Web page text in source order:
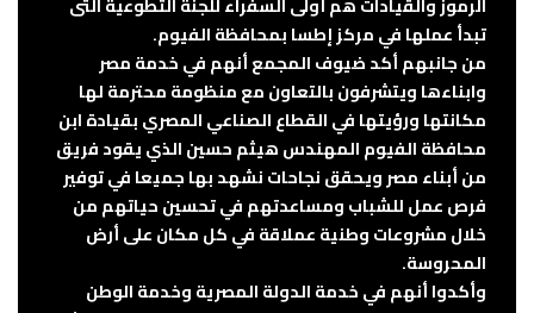
تبدأ عملها في مركز إطسا بمحافظة الفيوم.
من جانبهم أكد ضيوف المجمع أنهم في خدمة مصر
وابناءها ويتشرفون بالتعاون مع منظومة محترمة لها
مكانتها ورؤيتها في القطاع الصناعي المصري بقيادة ابن
محافظة الفيوم المهندس هيثم حسين الذي يقود فريق
من أبناء مصر ويحقق نجاحات نشهد بها جميعا في توفير
فرص عمل للشباب ومساعدتهم في تحسين حياتهم من
خلال مشروعات وطنية عملاقة في كل مكان على أرض
المحروسة.
وأكدوا أنهم في خدمة الدولة المصرية وخدمة الوطن